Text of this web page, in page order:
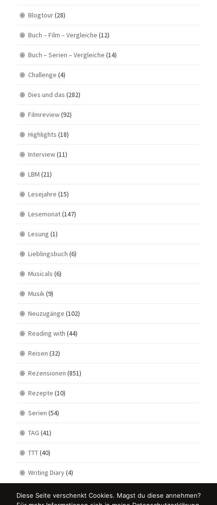
Blogtour(28)
Buch – Film – Vergleiche (12)
Buch – Serien – Vergleiche (14)
Challenge (4)
Dies und das (282)
Filmreview(92)
Highlights (18)
Interview(11)
LBM (21)
Lesejahre (15)
Lesemonat(147)
Lesung (1)
Lieblingsbuch (6)
Musicals (6)
Musik(9)
Neuzugänge (102)
Reading with (44)
Reisen (32)
Rezensionen (851)
Rezepte (10)
Serien (54)
TAG (41)
TTT(40)
Writing Diary(4)
Diese Seite verschenkt Cookies. Magst du diese annehmen?